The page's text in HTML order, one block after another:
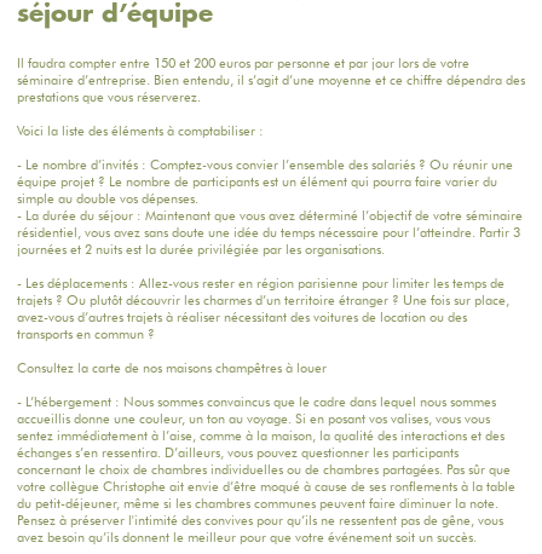
séjour d’équipe
Il faudra compter entre 150 et 200 euros par personne et par jour lors de votre
séminaire d’entreprise. Bien entendu, il s’agit d’une moyenne et ce chiffre dépendra des
prestations que vous réserverez.
Voici la liste des éléments à comptabiliser :
- Le nombre d’invités : Comptez-vous convier l’ensemble des salariés ? Ou réunir une
équipe projet ? Le nombre de participants est un élément qui pourra faire varier du
simple au double vos dépenses.
- La durée du séjour : Maintenant que vous avez déterminé l’objectif de votre séminaire
résidentiel, vous avez sans doute une idée du temps nécessaire pour l’atteindre. Partir 3
journées et 2 nuits est la durée privilégiée par les organisations.
- Les déplacements : Allez-vous rester en région parisienne pour limiter les temps de
trajets ? Ou plutôt découvrir les charmes d’un territoire étranger ? Une fois sur place,
avez-vous d’autres trajets à réaliser nécessitant des voitures de location ou des
transports en commun ?
Consultez la carte de nos maisons champêtres à louer
- L’hébergement : Nous sommes convaincus que le cadre dans lequel nous sommes
accueillis donne une couleur, un ton au voyage. Si en posant vos valises, vous vous
sentez immédiatement à l’aise, comme à la maison, la qualité des interactions et des
échanges s’en ressentira. D’ailleurs, vous pouvez questionner les participants
concernant le choix de chambres individuelles ou de chambres partagées. Pas sûr que
votre collègue Christophe ait envie d’être moqué à cause de ses ronflements à la table
du petit-déjeuner, même si les chambres communes peuvent faire diminuer la note.
Pensez à préserver l'intimité des convives pour qu’ils ne ressentent pas de gêne, vous
avez besoin qu’ils donnent le meilleur pour que votre événement soit un succès.